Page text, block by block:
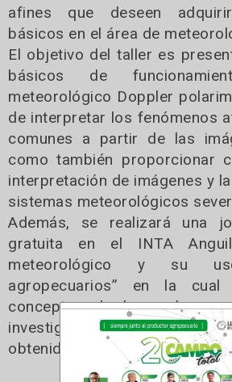
afines que deseen
básicos en el área de
El objetivo del taller es
básicos de
meteorológico Doppler
de interpretar los fenómenos
comunes a partir de las
como también proporcionar
interpretación de imágenes y
sistemas meteorológicos
Además, se realizará una
gratuita en el INTA
meteorológico y su
agropecuarios” en la cual
conceptos de los radares
investigaciones,
obtenidos por el organismo.